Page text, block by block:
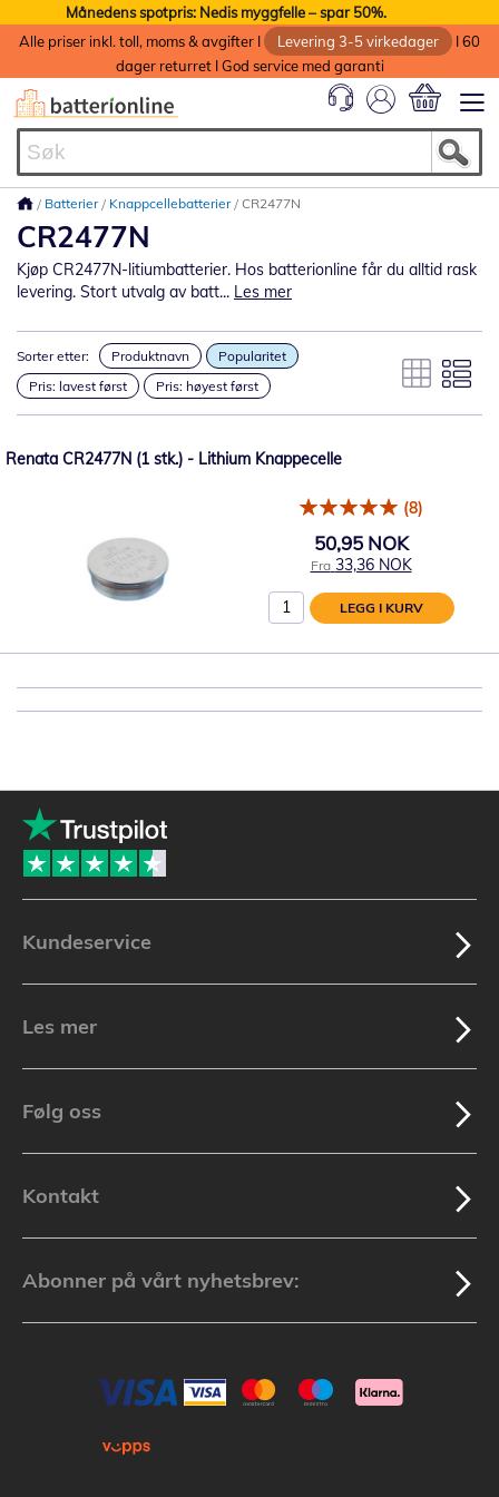
Månedens spotpris: Nedis myggfelle – spar 50%.
Alle priser inkl. toll, moms & avgifter I
Levering 3-5 virkedager
I 60
dager returret I God service med garanti
Batterier Knappcellebatterier CR2477N
CR2477N
Kjøp CR2477N-litiumbatterier. Hos batterionline får du alltid rask
levering. Stort utvalg av batt... Les mer
Sorter etter: Produktnavn
Popularitet
Pris: lavest først
Pris: høyest først
Renata CR2477N (1 stk.) - Lithium Knappecelle
(8)
50,95 NOK
Fra 33,36 NOK
LEGG I KURV
Kundeservice
Les mer
Følg oss
Kontakt
Abonner på vårt nyhetsbrev: